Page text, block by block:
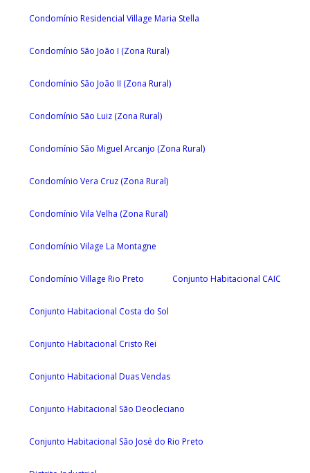
Condomínio Residencial Village Maria Stella
Condomínio São João I (Zona Rural)
Condomínio São João II (Zona Rural)
Condomínio São Luiz (Zona Rural)
Condomínio São Miguel Arcanjo (Zona Rural)
Condomínio Vera Cruz (Zona Rural)
Condomínio Vila Velha (Zona Rural)
Condomínio Vilage La Montagne
Condomínio Village Rio Preto Conjunto Habitacional CAIC
Conjunto Habitacional Costa do Sol
Conjunto Habitacional Cristo Rei
Conjunto Habitacional Duas Vendas
Conjunto Habitacional São Deocleciano
Conjunto Habitacional São José do Rio Preto